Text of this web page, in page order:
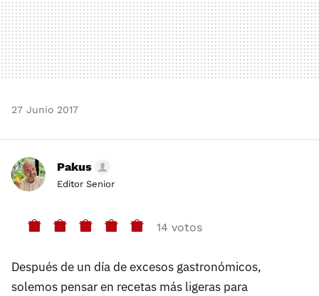
27 Junio 2017
Pakus
Editor Senior
14 votos
Después de un día de excesos gastronómicos,
solemos pensar en recetas más ligeras para